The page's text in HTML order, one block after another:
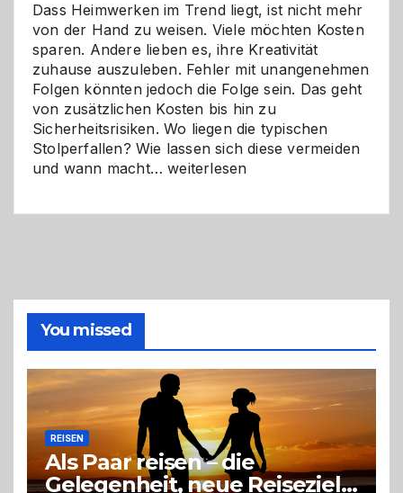
Dass Heimwerken im Trend liegt, ist nicht mehr
von der Hand zu weisen. Viele möchten Kosten
sparen. Andere lieben es, ihre Kreativität
zuhause auszuleben. Fehler mit unangenehmen
Folgen könnten jedoch die Folge sein. Das geht
von zusätzlichen Kosten bis hin zu
Sicherheitsrisiken. Wo liegen die typischen
Stolperfallen? Wie lassen sich diese vermeiden
und wann macht…Selber
richtige
Entscheidung
weiterlesen
You missed
REISEN
Als Paar reisen – die
Gelegenheit, neue Reiseziele